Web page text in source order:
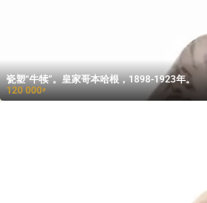
瓷塑“牛犊”。皇家哥本哈根，1898-1923年。
120 000₽